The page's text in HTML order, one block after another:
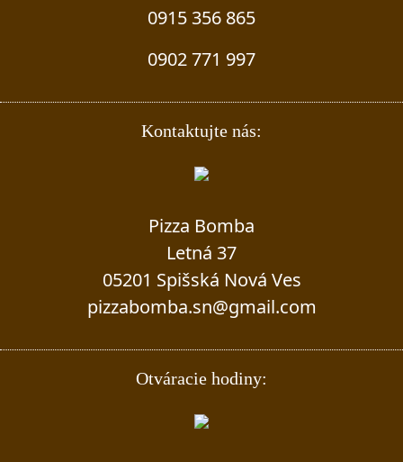
0915 356 865
0902 771 997
Kontaktujte nás:
Pizza Bomba
Letná 37
05201 Spišská Nová Ves
pizzabomba.sn@gmail.com
Otváracie hodiny: